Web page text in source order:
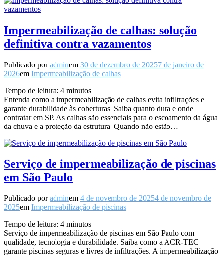
Impermeabilização de calhas: solução
definitiva contra vazamentos
Publicado poradminem 30 de dezembro de 20257 de janeiro de
2026em Impermeabilização de calhas
Tempo de leitura: 4 minutos
Entenda como a impermeabilização de calhas evita infiltrações e
garante durabilidade às coberturas. Saiba quanto dura e onde
contratar em SP. As calhas são essenciais para o escoamento da água
da chuva e a proteção da estrutura. Quando não estão…
Serviço de impermeabilização de piscinas
em São Paulo
Publicado poradminem 4 de novembro de 20254 de novembro de
2025em Impermeabilização de piscinas
Tempo de leitura: 4 minutos
Serviço de impermeabilização de piscinas em São Paulo com
qualidade, tecnologia e durabilidade. Saiba como a ACR-TEC
garante piscinas seguras e livres de infiltrações. A impermeabilização